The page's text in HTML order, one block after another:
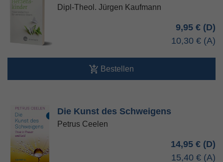
Dipl-Theol. Jürgen Kaufmann
9,95 €
10,30 €
Bestellen
Die Kunst des Schweigens
Petrus Ceelen
14,95 €
15,40 €